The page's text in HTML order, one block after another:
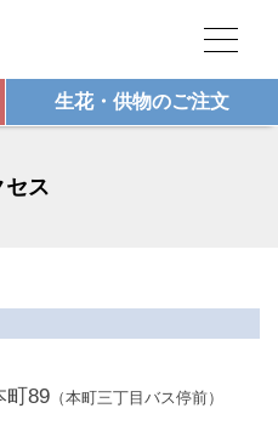
生花・供物のご注文
セス
町89 （本町三丁目バス停前）